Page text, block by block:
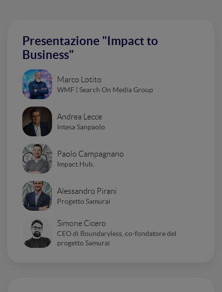
Presentazione "Impact to
Business"
Marco Lotito
WMF | Search On Media Group
Andrea Lecce
Intesa Sanpaolo
Paolo Campagnano
Impact Hub,
Alessandro Pirani
Progetto Samurai
Simone Cicero
CEO di Boundaryless, co-fondatore del
progetto Samurai